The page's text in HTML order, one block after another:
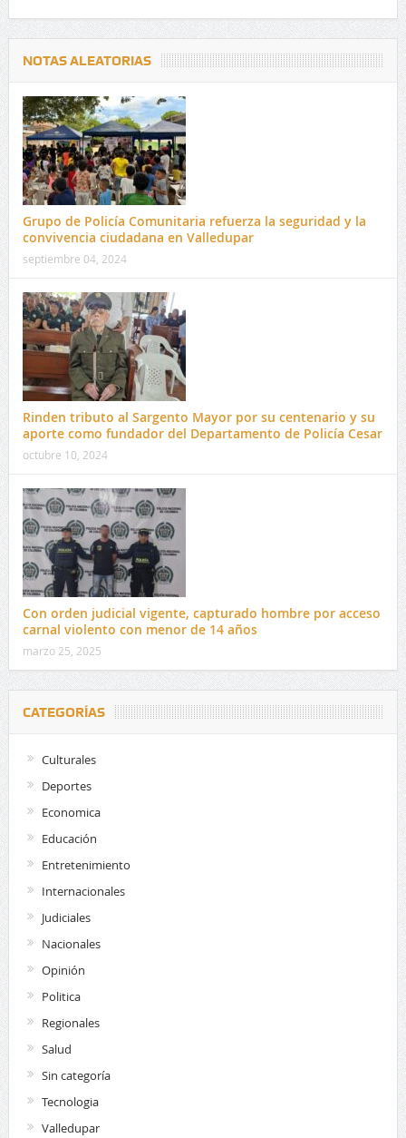
NOTAS ALEATORIAS
Grupo de Policía Comunitaria refuerza la seguridad y la
convivencia ciudadana en Valledupar
septiembre 04, 2024
Rinden tributo al Sargento Mayor por su centenario y su
aporte como fundador del Departamento de Policía Cesar
octubre 10, 2024
Con orden judicial vigente, capturado hombre por acceso
carnal violento con menor de 14 años
marzo 25, 2025
CATEGORÍAS
Culturales
Deportes
Economica
Educación
Entretenimiento
Internacionales
Judiciales
Nacionales
Opinión
Politica
Regionales
Salud
Sin categoría
Tecnologia
Valledupar